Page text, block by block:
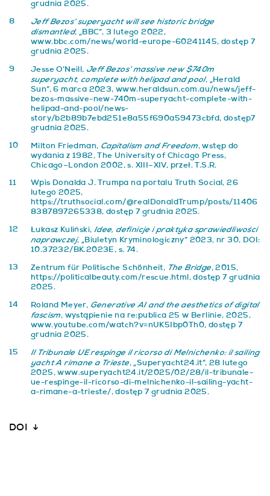
grudnia 2025.
8
Jeff Bezos’ superyacht will see historic bridge
dismantled, „BBC”, 3 lutego 2022,
www.bbc.com/news/world-europe-60241145, dostęp 7
grudnia 2025.
9 Jesse O’Neill, Jeff Bezos’ massive new $740m
superyacht, complete with helipad and pool, „Herald
Sun”, 6 marca 2023, www.heraldsun.com.au/news/jeff-
bezos-massive-new-740m-superyacht-complete-with-
helipad-and-pool/news-
story/b2b89b7ebd251e8a55f690a59473cbfd, dostęp7
grudnia 2025.
10 Milton Friedman, Capitalism and Freedom, wstęp do
wydania z 1982, The University of Chicago Press,
Chicago–London 2002, s. XIII–XIV, przeł. T.S.R.
11
Wpis Donalda J. Trumpa na portalu Truth Social, 26
lutego 2025,
https://truthsocial.com/@realDonaldTrump/posts/11406
8387897265338, dostęp 7 grudnia 2025.
12 Łukasz Kuliński, Idee, definicje i praktyka sprawiedliwości
naprawczej, „Biuletyn Kryminologiczny” 2023, nr 30, DOI:
10.37232/BK.2023E, s. 74.
13 Zentrum für Politische Schönheit, The Bridge, 2015,
https://politicalbeauty.com/rescue.html, dostęp 7 grudnia
2025.
14 Roland Meyer, Generative AI and the aesthetics of digital
fascism, wystąpienie na re:publica 25 w Berlinie, 2025,
www.youtube.com/watch?v=nUK5Ibp0Th0, dostęp 7
grudnia 2025.
15
Il Tribunale UE respinge il ricorso di Melnichenko: il sailing
yacht A rimane a Trieste, „Superyacht24.it”, 28 lutego
2025,www.superyacht24.it/2025/02/28/il-tribunale-
ue-respinge-il-ricorso-di-melnichenko-il-sailing-yacht-
a-rimane-a-trieste/, dostęp 7 grudnia 2025.
DOI